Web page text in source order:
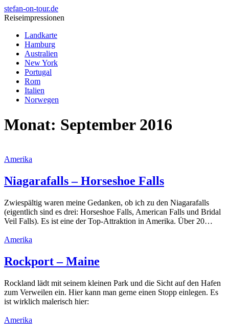
stefan-on-tour.de
Reiseimpressionen
Landkarte
Hamburg
Australien
New York
Portugal
Rom
Italien
Norwegen
Monat: September 2016
Amerika
Niagarafalls – Horseshoe Falls
Zwiespältig waren meine Gedanken, ob ich zu den Niagarafalls
(eigentlich sind es drei: Horseshoe Falls, American Falls und Bridal
Veil Falls). Es ist eine der Top-Attraktion in Amerika. Über 20…
Amerika
Rockport – Maine
Rockland lädt mit seinem kleinen Park und die Sicht auf den Hafen
zum Verweilen ein. Hier kann man gerne einen Stopp einlegen. Es
ist wirklich malerisch hier:
Amerika